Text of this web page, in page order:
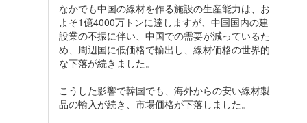
なかでも中国の線材を作る施設の生産能力は、お
よそ1億4000万トンに達しますが、中国国内の建
設業の不振に伴い、中国での需要が減っているた
め、周辺国に低価格で輸出し、線材価格の世界的
な下落が続きました。
こうした影響で韓国でも、海外からの安い線材製
品の輸入が続き、市場価格が下落しました。